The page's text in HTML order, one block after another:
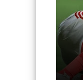
اخبار خفيفة